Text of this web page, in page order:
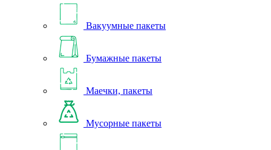
Вакуумные пакеты
Бумажные пакеты
Маечки, пакеты
Мусорные пакеты